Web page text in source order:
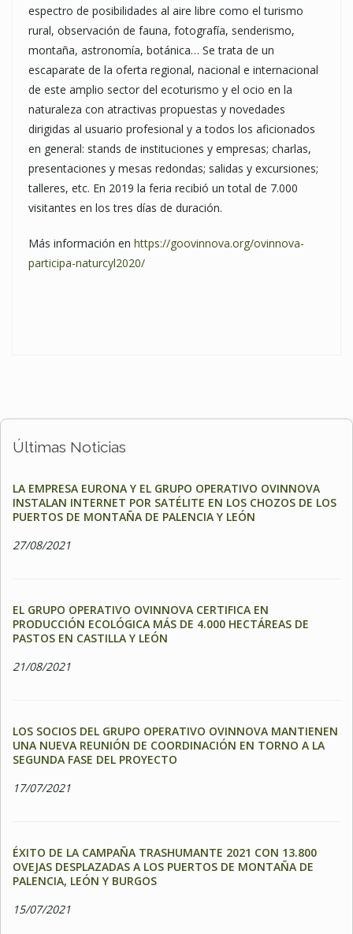
espectro de posibilidades al aire libre como el turismo
rural, observación de fauna, fotografía, senderismo,
montaña, astronomía, botánica… Se trata de un
escaparate de la oferta regional, nacional e internacional
de este amplio sector del ecoturismo y el ocio en la
naturaleza con atractivas propuestas y novedades
dirigidas al usuario profesional y a todos los aficionados
en general: stands de instituciones y empresas; charlas,
presentaciones y mesas redondas; salidas y excursiones;
talleres, etc. En 2019 la feria recibió un total de 7.000
visitantes en los tres días de duración.
Más información en https://goovinnova.org/ovinnova-
participa-naturcyl2020/
Últimas Noticias
LA EMPRESA EURONA Y EL GRUPO OPERATIVO OVINNOVA
INSTALAN INTERNET POR SATÉLITE EN LOS CHOZOS DE LOS
PUERTOS DE MONTAÑA DE PALENCIA Y LEÓN
27/08/2021
EL GRUPO OPERATIVO OVINNOVA CERTIFICA EN
PRODUCCIÓN ECOLÓGICA MÁS DE 4.000 HECTÁREAS DE
PASTOS EN CASTILLA Y LEÓN
21/08/2021
LOS SOCIOS DEL GRUPO OPERATIVO OVINNOVA MANTIENEN
UNA NUEVA REUNIÓN DE COORDINACIÓN EN TORNO A LA
SEGUNDA FASE DEL PROYECTO
17/07/2021
ÉXITO DE LA CAMPAÑA TRASHUMANTE 2021 CON 13.800
OVEJAS DESPLAZADAS A LOS PUERTOS DE MONTAÑA DE
PALENCIA, LEÓN Y BURGOS
15/07/2021